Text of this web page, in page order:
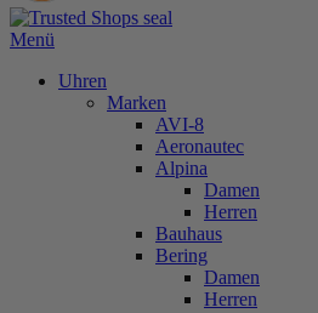
Menü
Uhren
Marken
AVI-8
Aeronautec
Alpina
Damen
Herren
Bauhaus
Bering
Damen
Herren